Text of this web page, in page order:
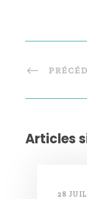
Articles
28